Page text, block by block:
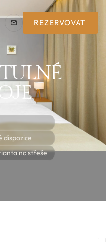
REZERVOVAT
dispozice
na střeše